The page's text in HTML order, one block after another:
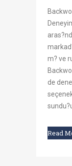
m? ve
de
Read